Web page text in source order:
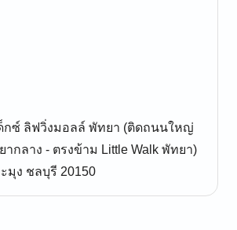
กซ์ ลิฟวิ่งมอลล์ พัทยา (ติดถนนใหญ่
กลาง - ตรงข้าม Little Walk พัทยา)
มุง ชลบุรี 20150